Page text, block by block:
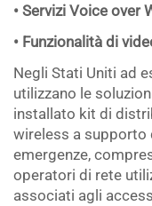
• Servizi Voice over
• Funzionalità di
Negli Stati Uniti ad
utilizzano le
installato kit di
wireless a supporto
emergenze,
operatori di rete
associati agli